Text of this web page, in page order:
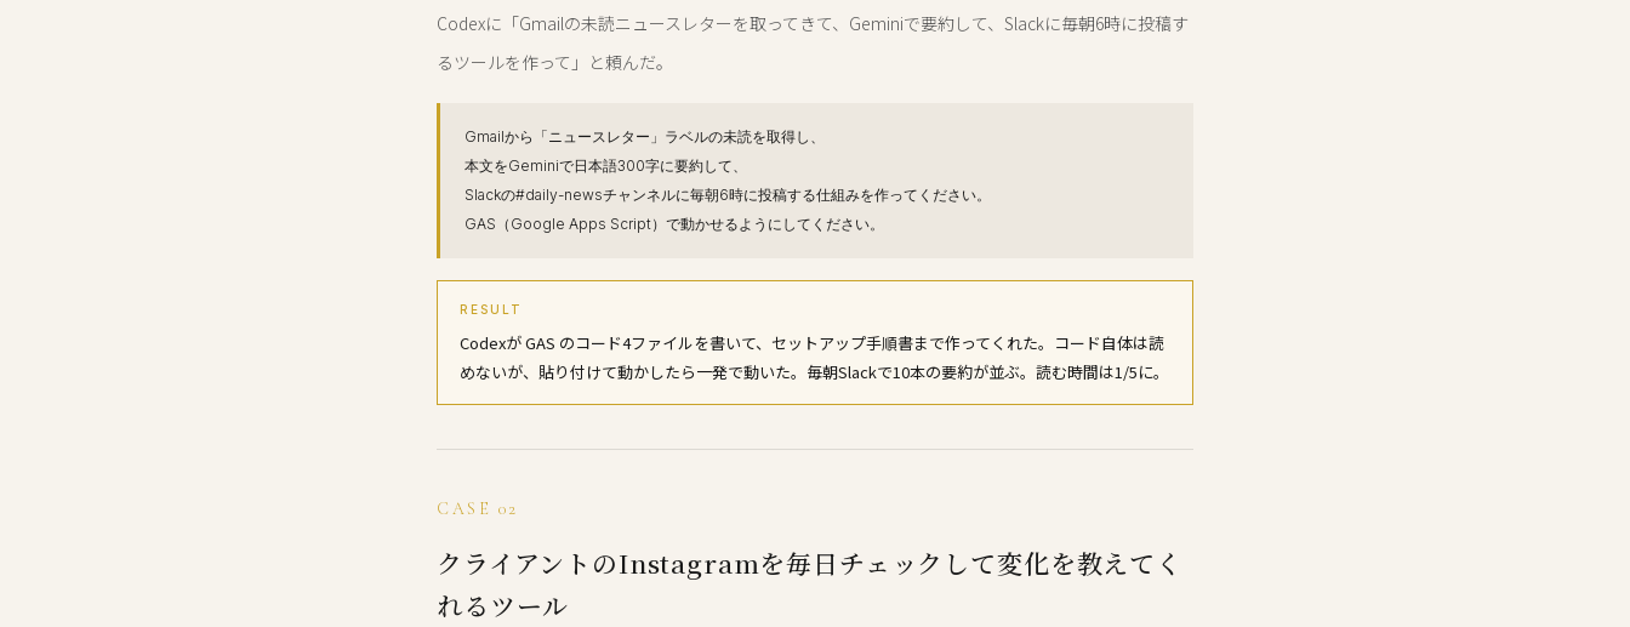
Codexに「Gmailの未読ニュースレターを取ってきて、Geminiで要約して、Slackに毎朝6時に投稿す
るツールを作って」と頼んだ。
Gmailから「ニュースレター」ラベルの未読を取得し、
本文をGeminiで日本語300字に要約して、
Slackの#daily-newsチャンネルに毎朝6時に投稿する仕組みを作ってください。
GAS（Google Apps Script）で動かせるようにしてください。
RESULT
Codexが GAS のコード4ファイルを書いて、セットアップ手順書まで作ってくれた。コード自体は読
めないが、貼り付けて動かしたら一発で動いた。毎朝Slackで10本の要約が並ぶ。読む時間は1/5に。
CASE 02
クライアントのInstagramを毎日チェックして変化を教えてく
れるツール